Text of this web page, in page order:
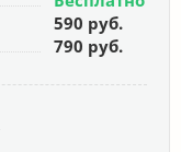
590 руб.
790 руб.